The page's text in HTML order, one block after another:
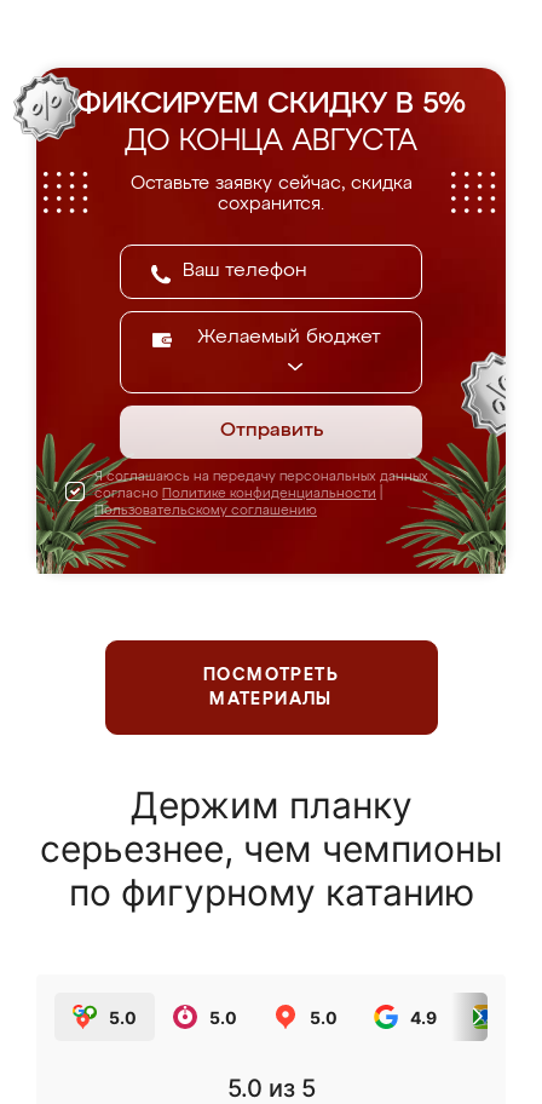
ФИКСИРУЕМ СКИДКУ В 5%
ДО КОНЦА АВГУСТА
Оставьте заявку сейчас, скидка
сохранится.
Желаемый бюджет
Отправить
Я соглашаюсь на передачу персональных данных
согласно Политике конфиденциальности
Пользовательскому соглашению
ПОСМОТРЕТЬ
МАТЕРИАЛЫ
Держим планку
серьезнее, чем чемпионы
по фигурному катанию
5.0 5.0 5.0 4.9
5.0 из 5